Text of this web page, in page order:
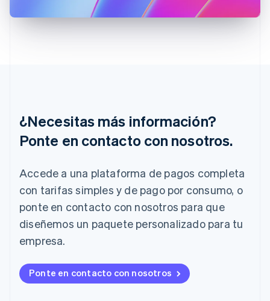
¿Necesitas más información?
Ponte en contacto con nosotros.
Accede a una plataforma de pagos completa
con tarifas simples y de pago por consumo, o
ponte en contacto con nosotros para que
diseñemos un paquete personalizado para tu
empresa.
Ponte en contacto con nosotros
Italiano English
Japón
日本語 English
Liechtenstein
DeutschEnglish
English
Luxemburgo
Malasia
Malta
English